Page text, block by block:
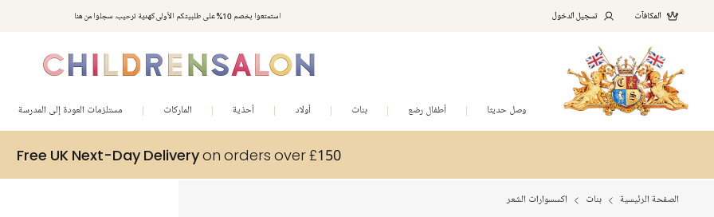
استمتعوا بخصم 10% على طلبيتكم الأولى كهدية ترحيب. سجلوا من هنا المكافآت تسجيل الدخول
وصل حديثا أطفال رضع بنات أولاد أحذية الماركات مستلزمات العودة إلى المدرسة
Free UK Next-Day Deliveryon orders over £150
الصفحة الرئيسية بنات اكسسوارات الشعر